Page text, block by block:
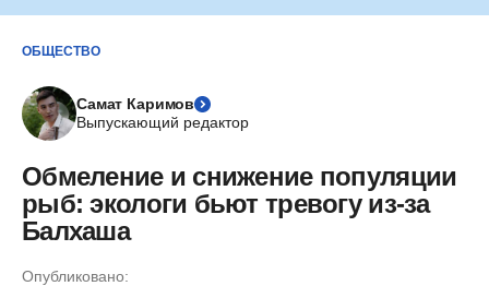
ОБЩЕСТВО
Самат Каримов
Выпускающий редактор
Обмеление и снижение популяции
рыб: экологи бьют тревогу из-за
Балхаша
Опубликовано: